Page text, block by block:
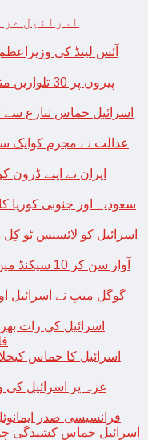
اسرائیل
آئس لینڈ کی
پیروں پر 30 تلواریں متوازن رکھنے کا عالمی ریکارڈ قائم
اسرائیل حماس تنازع
ایران نے اپنے
سعودیہ اور جنوبی
اسرائیل کو لائسنس ٹو کِل
آواز سن کر
گوگل میپ نے اسرائیل
اسرائیل کا حماس
فرانسیسی صدر